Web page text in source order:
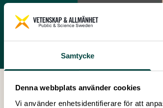
Samtycke
Denna webbplats använder cookies
Vi använder enhetsidentifierare för att